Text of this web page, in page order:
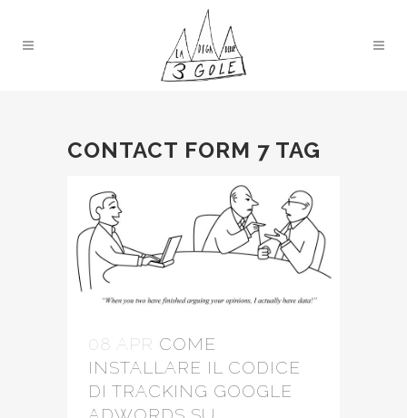
CONTACT FORM 7 TAG
08 APR COME
INSTALLARE IL CODICE
DI TRACKING GOOGLE